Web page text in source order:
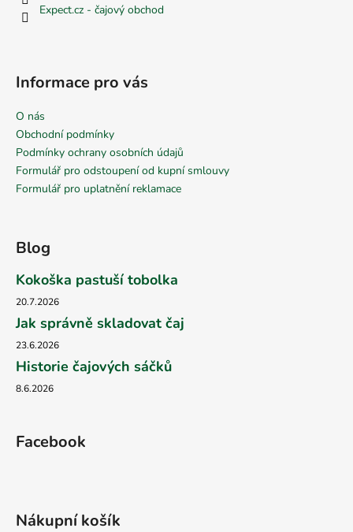
Expect.cz - čajový obchod
Informace pro vás
O nás
Obchodní podmínky
Podmínky ochrany osobních údajů
Formulář pro odstoupení od kupní smlouvy
Formulář pro uplatnění reklamace
Blog
Kokoška pastuší tobolka
20.7.2026
Jak správně skladovat čaj
23.6.2026
Historie čajových sáčků
8.6.2026
Facebook
Nákupní košík